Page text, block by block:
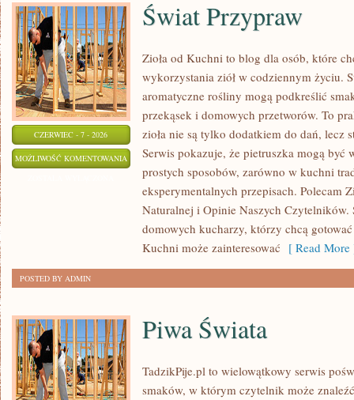
CZERWIEC - 7 - 2026
MOŻLIWOŚĆ KOMENTOWANIA ŚWIAT
PRZYPRAW
Świat Przypraw
Zioła od Kuchni to blog dla osób, które
wykorzystania ziół w codziennym życiu.
aromatyczne rośliny mogą podkreślić
przekąsek i domowych przetworów. To
zioła nie są tylko dodatkiem do dań, lecz
Serwis pokazuje, że pietruszka mogą być
prostych sposobów, zarówno w kuchni
eksperymentalnych przepisach. Polecam
Naturalnej i Opinie Naszych Czytelników.
domowych kucharzy, którzy chcą
Kuchni może zainteresować [ Read More
POSTED BY ADMIN
Piwa Świata
TadzikPije.pl to wielowątkowy serwis
smaków, w którym czytelnik może